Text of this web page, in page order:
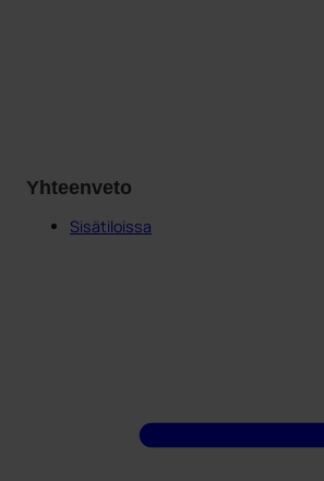
Yhteenveto
Sisätiloissa